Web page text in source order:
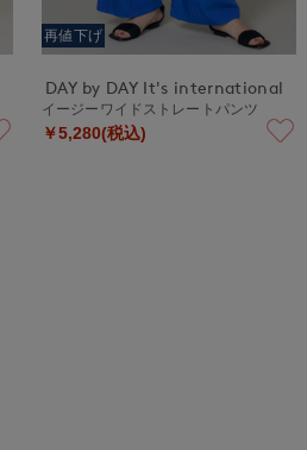
再値下げ
DAY by DAY It's international
イージーワイドストレートパンツ
￥5,280(税込)